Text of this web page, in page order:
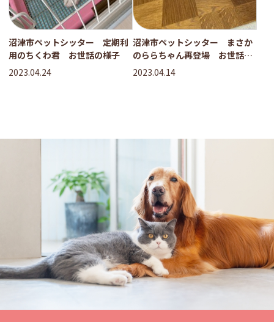
沼津市ペットシッター 定期利
用のちくわ君 お世話の様子
2023.04.24
沼津市ペットシッター まさか
のららちゃん再登場 お世話の
様子
2023.04.14